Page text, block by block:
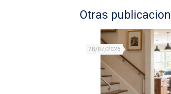
Otras
28/07/2026